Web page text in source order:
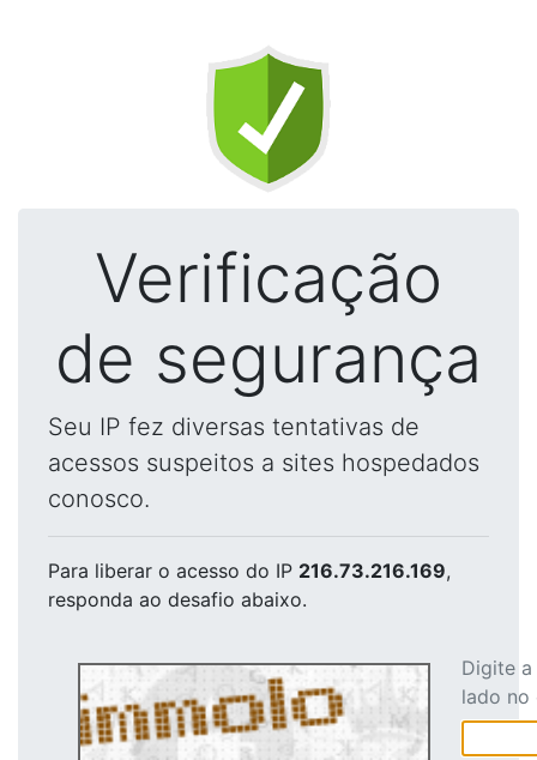
Verificação
de segurança
Seu IP fez diversas tentativas de
acessos suspeitos a sites hospedados
conosco.
Para liberar o acesso do IP 216.73.216.169,
responda ao desafio abaixo.
Digite
lado no